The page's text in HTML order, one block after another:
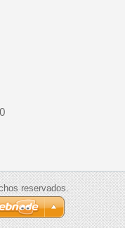
reservados.